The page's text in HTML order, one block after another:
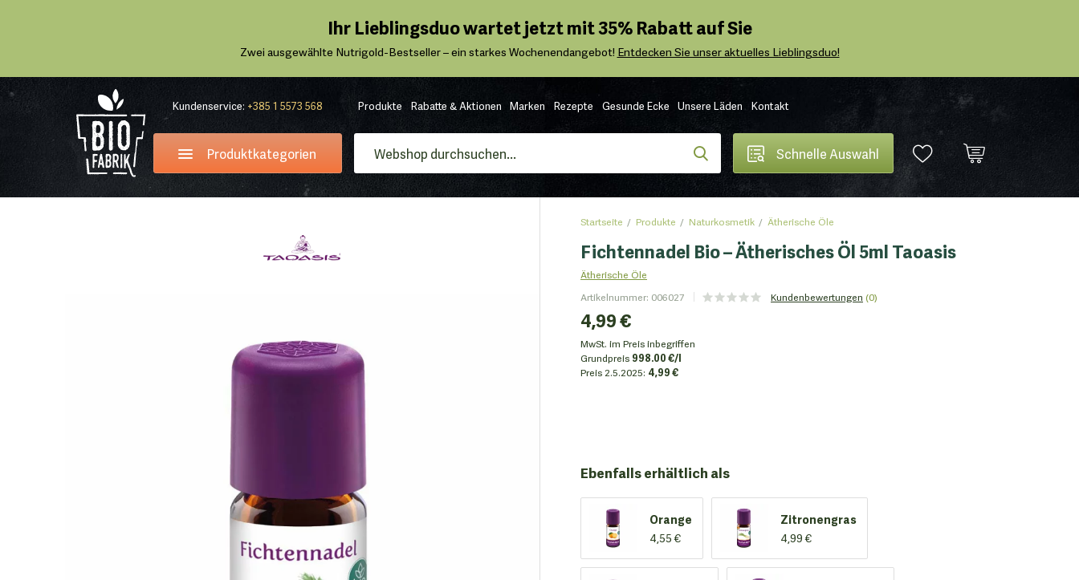
Ihr Lieblingsduo wartet jetzt mit 35% Rabatt auf Sie
Zwei ausgewählte Nutrigold-Bestseller – ein starkes Wochenendangebot! Entdecken Sie unser aktuelles Lieblingsduo!
Kundenservice: +385 1 5573 568
Produktkategorien
Produkte Rabatte & Aktionen Marken Rezepte Gesunde Ecke Unsere Läden Kontakt
Schnelle Auswahl
Startseite Produkte Naturkosmetik Ätherische Öle
Fichtennadel Bio – Ätherisches Öl 5ml Taoasis
Ätherische Öle
Artikelnummer: 006027 Kundenbewertungen (0)
4,99 €
MwSt. im Preis inbegriffen
Grundpreis 998.00 €/l
Preis 2.5.2025: 4,99 €
Ebenfalls erhältlich als
Orange
4,55 €
Zitronengras
4,99 €